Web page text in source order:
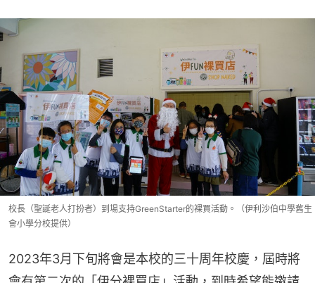
校長（聖誕老人打扮者）到場支持GreenStarter的裸買活動。（伊利沙伯中學舊生
會小學分校提供）
2023年3月下旬將會是本校的三十周年校慶，屆時將